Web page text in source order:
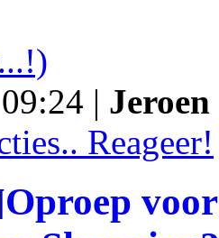
|
Reageer!
Oproep